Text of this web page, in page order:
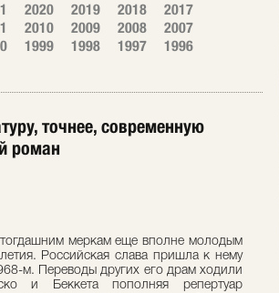
2020 2019 2018
2017
2010 2009 2008
2007
1999 1998 1997
1996
точнее, современную
роман
тогдашним меркам еще вполне молодым
Российская слава пришла к нему
м. Переводы других его драм ходили
и Беккета пополняя репертуар